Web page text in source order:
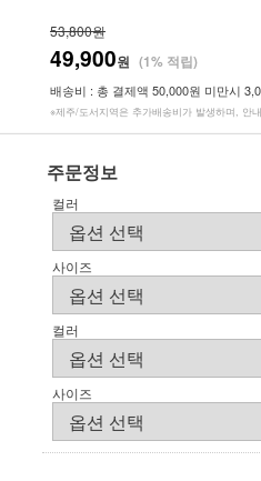
53,800원
49,900원 (1% 적립)
배송비 : 총 결제액 50,000원 미만시
※제주/도서지역은 추가배송비가 발생하며, 안
주문정보
컬러
사이즈
컬러
사이즈